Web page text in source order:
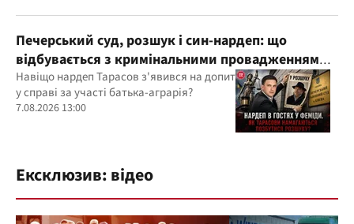
Печерський суд, розшук і син-нардеп: що
відбувається з кримінальними провадженнями
за участі агробарона Тарасова?
Навіщо нардеп Тарасов з'явився на допит
у справі за участі батька-аграрія?
7.08.2026 13:00
Ексклюзив: відео